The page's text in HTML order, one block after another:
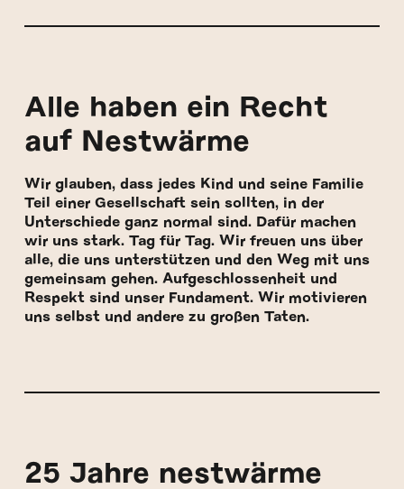
Alle haben ein Recht
auf Nestwärme
Wir glauben, dass jedes Kind und seine Familie
Teil einer Gesellschaft sein sollten, in der
Unterschiede ganz normal sind. Dafür machen
wir uns stark. Tag für Tag. Wir freuen uns über
alle, die uns unterstützen und den Weg mit uns
gemeinsam gehen. Aufgeschlossenheit und
Respekt sind unser Fundament. Wir motivieren
uns selbst und andere zu großen Taten.
25 Jahre nestwärme